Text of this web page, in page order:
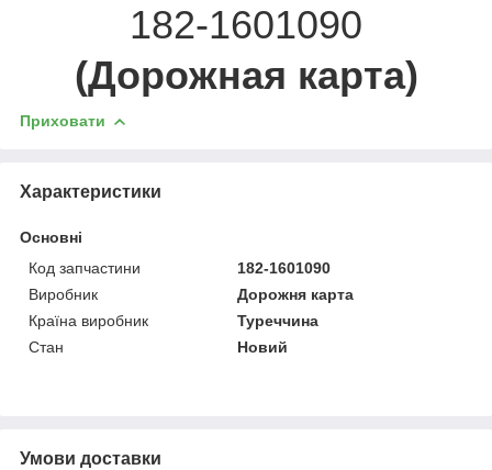
182-1601090
(Дорожная карта)
Приховати
Характеристики
Основні
Код запчастини
182-1601090
Виробник
Дорожня карта
Країна виробник
Туреччина
Стан
Новий
Умови доставки